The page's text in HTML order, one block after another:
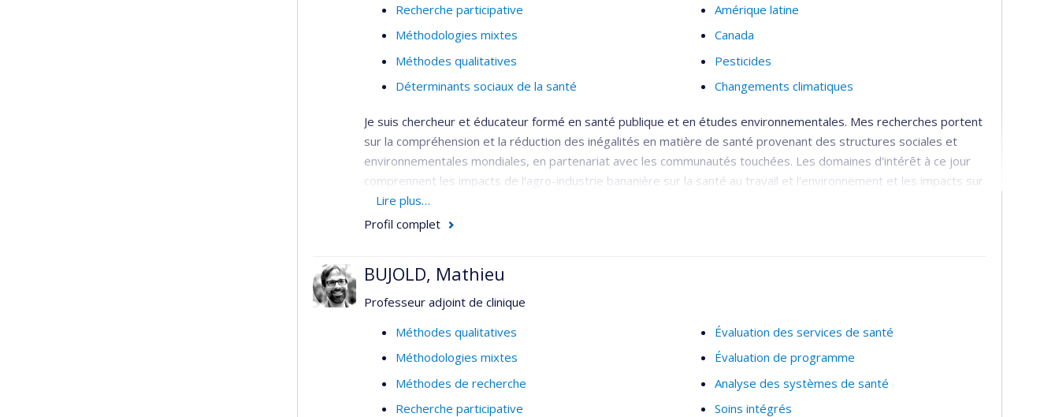
Recherche participative
Méthodologies mixtes
Méthodes qualitatives
Déterminants sociaux de la santé
Amérique latine
Canada
Pesticides
Changements climatiques
Je suis chercheur et éducateur formé en santé publique et en études environnementales. Mes recherches portent
sur la compréhension et la réduction des inégalités en matière de santé provenant des structures sociales et
environnementales mondiales, en partenariat avec les communautés touchées. Les domaines d'intérêt à ce jour
comprennent les impacts de l'agro-industrie bananière sur la santé au travail et l'environnement et les impacts sur
la santé de l'extraction des ressources. J'étudie également la production sociale des connaissances en santé
publique et les influences des entreprises sur la santé et la recherche en santé. J'utilise des méthodes mixtes
Lire plus…
Profil complet
BUJOLD, Mathieu
Professeur adjoint de clinique
Méthodes qualitatives
Méthodologies mixtes
Méthodes de recherche
Recherche participative
Évaluation des services de santé
Évaluation de programme
Analyse des systèmes de santé
Soins intégrés